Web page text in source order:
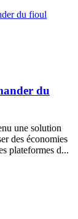
du
une solution
des économies
plateformes d...